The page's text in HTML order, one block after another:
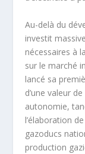
Au-delà du
investit
nécessaires à
sur le marché
lancé sa
d’une valeur
autonomie,
l’élaboration
gazoducs
production